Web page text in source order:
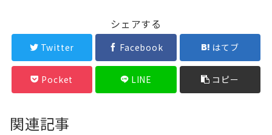
シェアする
Twitter Facebook はてブ
Pocket LINE コピー
関連記事